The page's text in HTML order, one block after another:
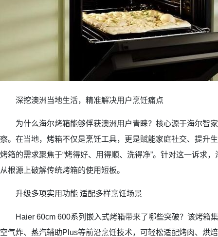
深挖澳洲当地生活，精准解决用户烹饪痛点
为什么海尔烤箱能够俘获澳洲用户青睐？核心源于海尔智家
察。在当地，烤箱不仅是烹饪工具，更是赋能家庭社交、提升
烤箱的需求聚焦于“烤得好、用得顺、洗得净”。针对这一诉求
从根源上破解传统烤箱的使用短板。
升级多项实用功能 适配多样烹饪场景
Haier 60cm 600系列嵌入式烤箱带来了哪些突破？该烤箱
空气炸、蒸汽辅助Plus等前沿烹饪技术，可轻松适配烤肉、烘